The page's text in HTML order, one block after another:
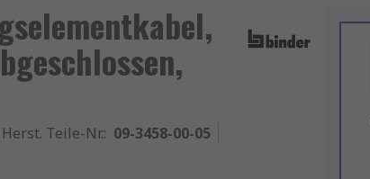
Herst. Teile-Nr.: 09-3458-00-05